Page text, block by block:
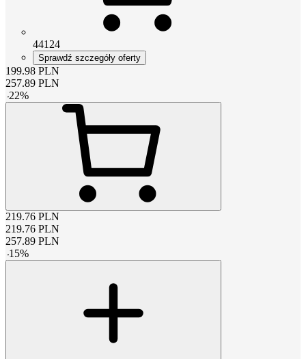
44124
Sprawdź szczegóły oferty
199.98 PLN
257.89 PLN
-22%
219.76 PLN
219.76 PLN
257.89 PLN
-15%